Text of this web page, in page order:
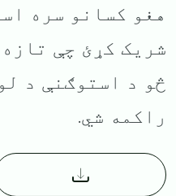
هغو کسانو سره
شریک کړئ چې
څو د استوګنې د
راکمه شي.